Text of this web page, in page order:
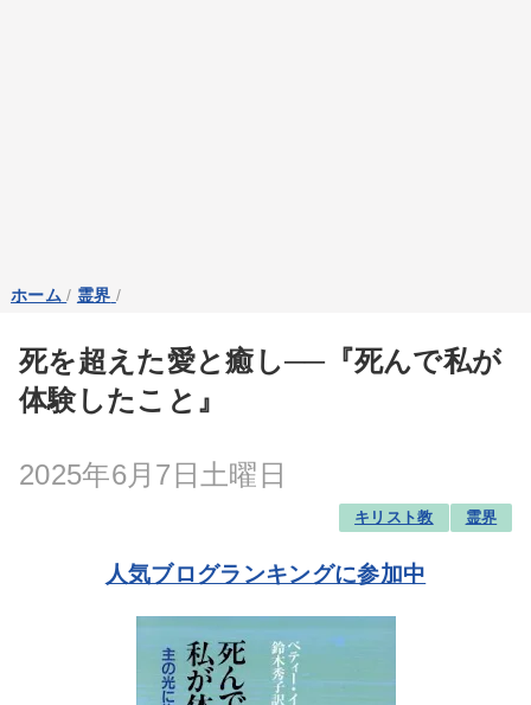
ホーム / 霊界 /
死を超えた愛と癒し──『死んで私が
体験したこと』
2025年6月7日土曜日
キリスト教 霊界
人気ブログランキングに参加中